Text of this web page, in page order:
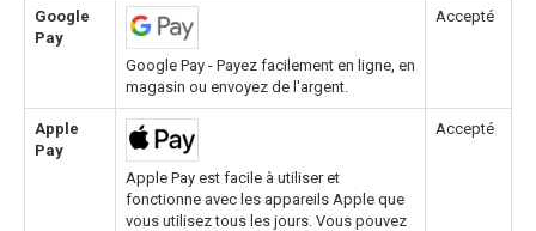
Google
Pay
Google Pay - Payez facilement en ligne, en
magasin ou envoyez de l'argent.
Accepté
Apple
Pay
Apple Pay est facile à utiliser et
fonctionne avec les appareils Apple que
vous utilisez tous les jours. Vous pouvez
Accepté